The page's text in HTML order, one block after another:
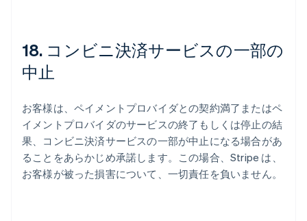
18. コンビニ決済サービスの一部の
中止
お客様は、ペイメントプロバイダとの契約満了またはペ
イメントプロバイダのサービスの終了もしくは停止の結
果、コンビニ決済サービスの一部が中止になる場合があ
ることをあらかじめ承諾します。この場合、Stripe は、
お客様が被った損害について、一切責任を負いません。